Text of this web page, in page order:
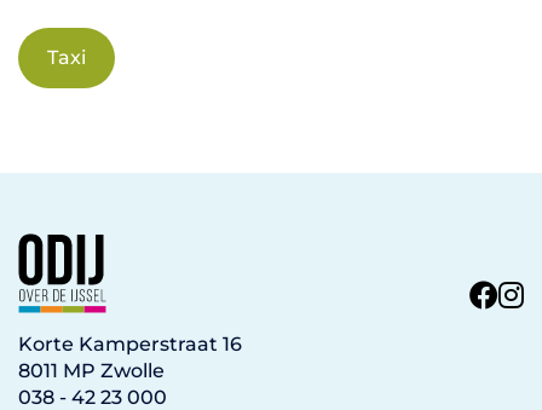
Taxi
Korte Kamperstraat 16
8011 MP Zwolle
038 - 42 23 000